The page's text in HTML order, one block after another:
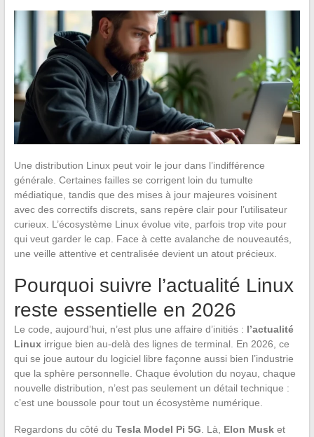
Une distribution Linux peut voir le jour dans l’indifférence
générale. Certaines failles se corrigent loin du tumulte
médiatique, tandis que des mises à jour majeures voisinent
avec des correctifs discrets, sans repère clair pour l’utilisateur
curieux. L’écosystème Linux évolue vite, parfois trop vite pour
qui veut garder le cap. Face à cette avalanche de nouveautés,
une veille attentive et centralisée devient un atout précieux.
Pourquoi suivre l’actualité Linux
reste essentielle en 2026
Le code, aujourd’hui, n’est plus une affaire d’initiés : l’actualité
Linuxirrigue bien au-delà des lignes de terminal. En 2026, ce
qui se joue autour du logiciel libre façonne aussi bien l’industrie
que la sphère personnelle. Chaque évolution du noyau, chaque
nouvelle distribution, n’est pas seulement un détail technique :
c’est une boussole pour tout un écosystème numérique.
Regardons du côté du Tesla Model Pi 5G . Là, Elon Musket